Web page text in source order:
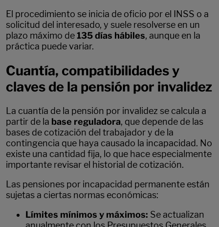
El procedimiento se inicia de oficio por el INSS o a
solicitud del interesado, y suele resolverse en un
plazo máximo de135 días hábiles, aunque en la
práctica puede variar.
Cuantía, compatibilidades y
claves de la pensión por invalidez
La cuantía de la pensión por invalidez se calcula a
partir de la base reguladora, que depende de las
bases de cotización del trabajador y de la
contingencia que haya causado la incapacidad. No
existe una cantidad fija, lo que hace especialmente
importante revisar el historial de cotización.
Las pensiones por incapacidad permanente están
sujetas a ciertas normas económicas:
Límites mínimos y máximos: Se actualizan